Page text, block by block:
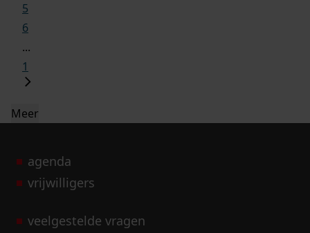
5
6
...
1
Meer
agenda
vrijwilligers
veelgestelde vragen